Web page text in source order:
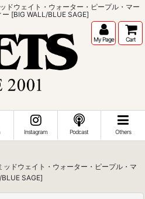
ドウェイト・ウォーター・ピープル・マー
[BIG WALL/BLUE SAGE]
My Page Cart
Instagram Podcast Others
ドウェイト・ウォーター・ピープル・マ
SAGE]